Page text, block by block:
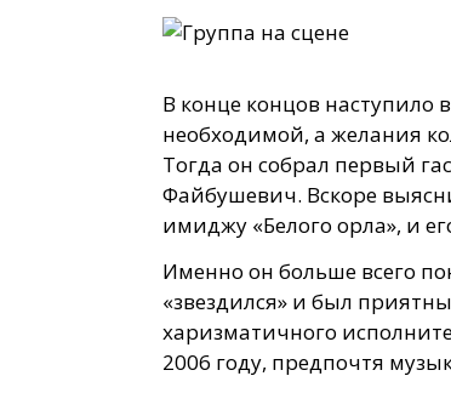
В конце концов наступило
необходимой, а желания
Тогда он собрал первый
Файбушевич. Вскоре
имиджу «Белого орла», и
Именно он больше всего
«звездился» и был
харизматичного
2006 году, предпочтя